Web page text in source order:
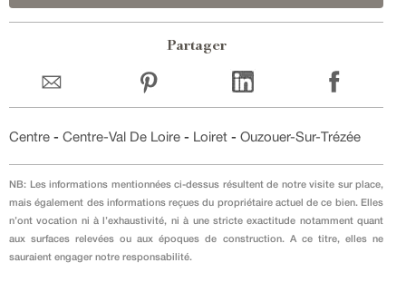
Partager
Centre - Centre-Val De Loire - Loiret - Ouzouer-Sur-Trézée
NB: Les informations mentionnées ci-dessus résultent de notre visite sur place,
mais également des informations reçues du propriétaire actuel de ce bien. Elles
n’ont vocation ni à l’exhaustivité, ni à une stricte exactitude notamment quant
aux surfaces relevées ou aux époques de construction. A ce titre, elles ne
sauraient engager notre responsabilité.